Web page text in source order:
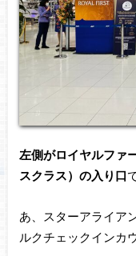
左側がロイヤルファ
スクラス）の入り口
あ、スターアライア
ルクチェックインカ